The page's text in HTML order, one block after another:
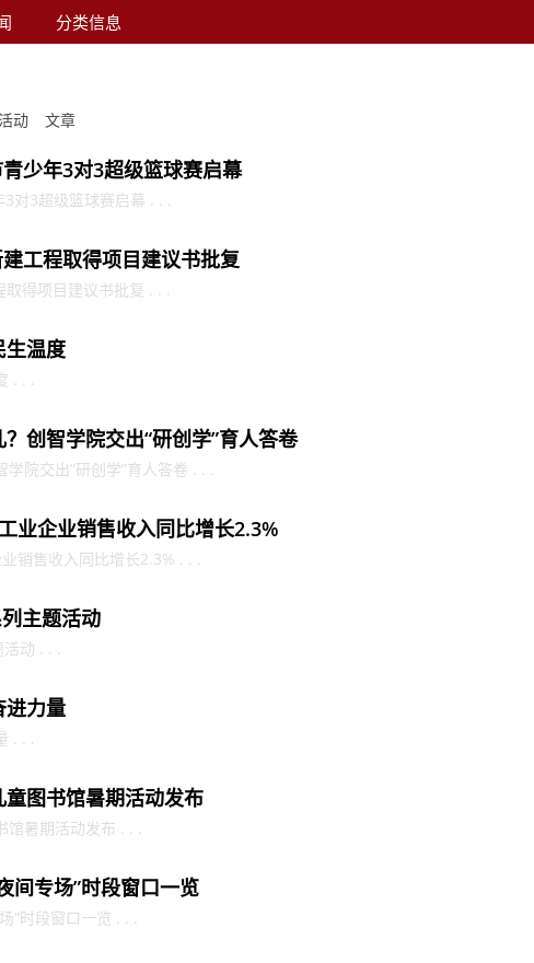
分类信息
动 文章
少年3对3超级篮球赛启幕
对3超级篮球赛启幕 . . .
工程取得项目建议书批复
得项目建议书批复 . . .
生温度
. . .
创智学院交出“研创学”育人答卷
院交出“研创学”育人答卷 . . .
业企业销售收入同比增长2.3%
销售收入同比增长2.3% . . .
主题活动
活动 . . .
进力量
. . .
图书馆暑期活动发布
馆暑期活动发布 . . .
间专场”时段窗口一览
”时段窗口一览 . . .